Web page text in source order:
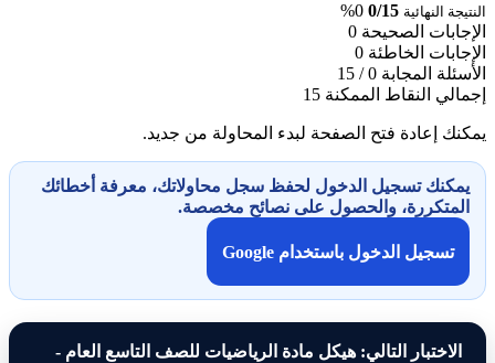
النتيجة النهائية 0/15
0%
الإجابات الصحيحة 0
الإجابات الخاطئة 0
الأسئلة المجابة 0 / 15
إجمالي النقاط الممكنة 15
يمكنك إعادة فتح الصفحة لبدء المحاولة من جديد.
يمكنك تسجيل الدخول لحفظ سجل محاولاتك، معرفة أخطائك
المتكررة، والحصول على نصائح مخصصة.
تسجيل الدخول باستخدام Google
الاختبار التالي: هيكل مادة الرياضيات للصف التاسع العام -